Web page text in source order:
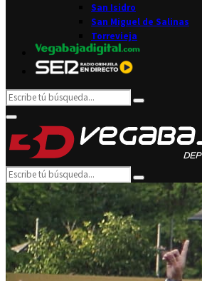
San Isidro
San Miguel de Salinas
Torrevieja
Search
for:
Search
Primary
Menu
Search
for:
Search